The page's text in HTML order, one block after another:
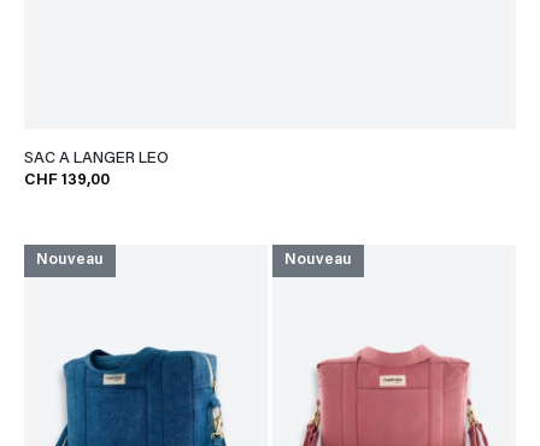
SAC A LANGER LEO
CHF 139,00
Nouveau Nouveau